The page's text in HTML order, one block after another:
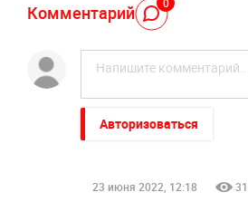
Комментарий
Авторизоваться